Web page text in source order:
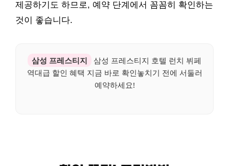
제공하기도 하므로, 예약 단계에서 꼼꼼히 확인하는
것이 좋습니다.
삼성 프레스티지
삼성 프레스티지 호텔 런치 뷔페
역대급 할인 혜택 지금 바로 확인놓치기 전에 서둘러
예약하세요!